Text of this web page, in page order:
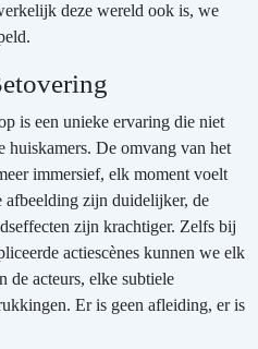
deze wereld ook is, we
is een unieke ervaring die niet
huiskamers. De omvang van het
immersief, elk moment voelt
afbeelding zijn duidelijker, de
zijn krachtiger. Zelfs bij
actiescènes kunnen we elk
de acteurs, elke subtiele
Er is geen afleiding, er is